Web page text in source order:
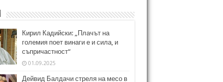
Кирил Кадийски: „Плачът на
големия поет винаги е и сила, и
съпричастност“
01.09.2025
Дейвид Балдачи стреля на месо в